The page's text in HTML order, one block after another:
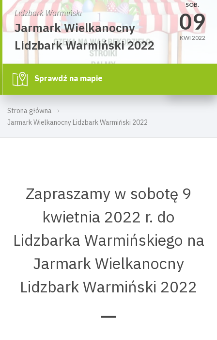
Strona główna
Jarmark Wielkanocny Lidzbark Warmiński 2022
Lidzbark Warmiński
Jarmark Wielkanocny
Lidzbark Warmiński 2022
SOB.
09
KWI 2022
Sprawdź na mapie
Zapraszamy w sobotę 9
kwietnia 2022 r. do
Lidzbarka Warmińskiego na
Jarmark Wielkanocny
Lidzbark Warmiński 2022